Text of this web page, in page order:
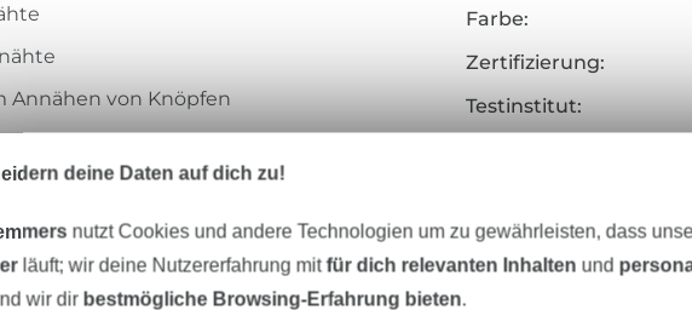
Annähen von Knöpfen
Nähte
Universalnadel NM 70 – 90
Farbe:
Zertifizierung:
Testinstitut:
Hersteller-Kontaktdaten
deine Daten auf dich zu!
nutzt Cookies und andere Technologien um zu gewährleisten, dass
läuft; wir deine Nutzererfahrung mitfür dich relevanten Inhalten und
wir dir bestmögliche Browsing-Erfahrung bieten.